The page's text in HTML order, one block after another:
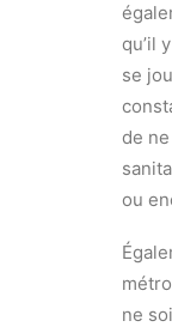
qu’il
se
de
ou
ne